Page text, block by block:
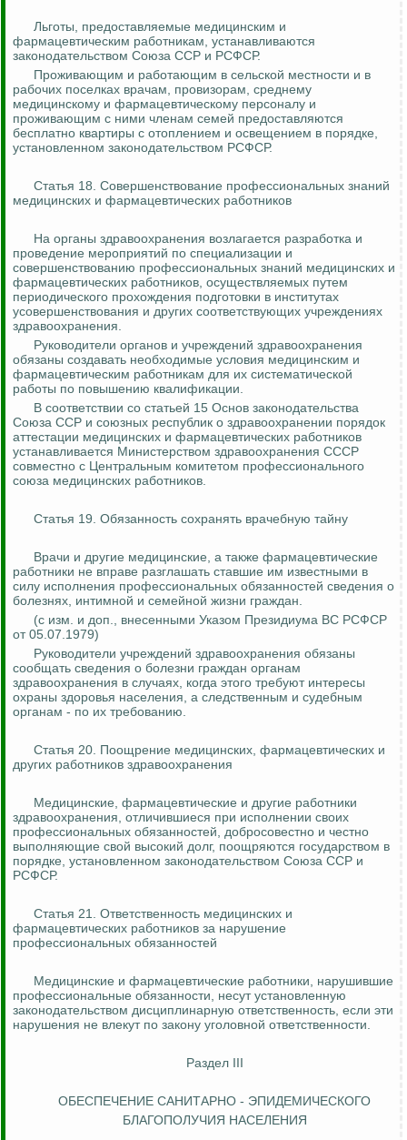
Льготы, предоставляемые медицинским и
фармацевтическим работникам, устанавливаются
законодательством Союза ССР и РСФСР.
Проживающим и работающим в сельской местности и в
рабочих поселках врачам, провизорам, среднему
медицинскому и фармацевтическому персоналу и
проживающим с ними членам семей предоставляются
бесплатно квартиры с отоплением и освещением в порядке,
установленном законодательством РСФСР.
Статья 18. Совершенствование профессиональных знаний
медицинских и фармацевтических работников
На органы здравоохранения возлагается разработка и
проведение мероприятий по специализации и
совершенствованию профессиональных знаний медицинских и
фармацевтических работников, осуществляемых путем
периодического прохождения подготовки в институтах
усовершенствования и других соответствующих учреждениях
здравоохранения.
Руководители органов и учреждений здравоохранения
обязаны создавать необходимые условия медицинским и
фармацевтическим работникам для их систематической
работы по повышению квалификации.
В соответствии со статьей 15 Основ законодательства
Союза ССР и союзных республик о здравоохранении порядок
аттестации медицинских и фармацевтических работников
устанавливается Министерством здравоохранения СССР
совместно с Центральным комитетом профессионального
союза медицинских работников.
Статья 19. Обязанность сохранять врачебную тайну
Врачи и другие медицинские, а также фармацевтические
работники не вправе разглашать ставшие им известными в
силу исполнения профессиональных обязанностей сведения о
болезнях, интимной и семейной жизни граждан.
(с изм. и доп., внесенными Указом Президиума ВС РСФСР
от 05.07.1979)
Руководители учреждений здравоохранения обязаны
сообщать сведения о болезни граждан органам
здравоохранения в случаях, когда этого требуют интересы
охраны здоровья населения, а следственным и судебным
органам - по их требованию.
Статья 20. Поощрение медицинских, фармацевтических и
других работников здравоохранения
Медицинские, фармацевтические и другие работники
здравоохранения, отличившиеся при исполнении своих
профессиональных обязанностей, добросовестно и честно
выполняющие свой высокий долг, поощряются государством в
порядке, установленном законодательством Союза ССР и
РСФСР.
Статья 21. Ответственность медицинских и
фармацевтических работников за нарушение
профессиональных обязанностей
Медицинские и фармацевтические работники, нарушившие
профессиональные обязанности, несут установленную
законодательством дисциплинарную ответственность, если эти
нарушения не влекут по закону уголовной ответственности.
Раздел III
ОБЕСПЕЧЕНИЕ САНИТАРНО - ЭПИДЕМИЧЕСКОГО
БЛАГОПОЛУЧИЯ НАСЕЛЕНИЯ